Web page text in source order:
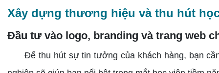
Xây dựng thương hiệu và thu hút
Đầu tư vào logo, branding và trang web
Để thu hút sự tin tưởng của khách hàng, bạn cần